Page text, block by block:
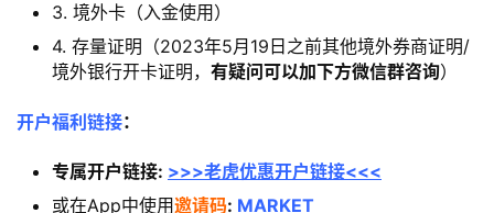
3. 境外卡（入金使用）
4. 存量证明（2023年5月19日之前其他境外券商证明/
境外银行开卡证明， 有疑问可以加下方微信群咨询）
开户福利链接：
专属开户链接: >>>老虎优惠开户链接<<<
或在App中使用邀请码: MARKET